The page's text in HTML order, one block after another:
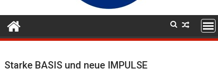
Starke BASIS und neue IMPULSE